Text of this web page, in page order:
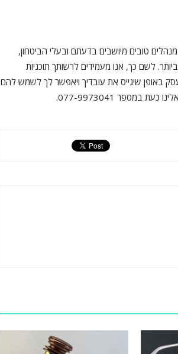
טובים מיושבים בדעתם ובעלי הביטחון,
לשם כך, אנו מעמידים לרשותך תוכניות
באופן שיגייס את עובדיך ויאפשר לך לשמש להם
077-9973041.